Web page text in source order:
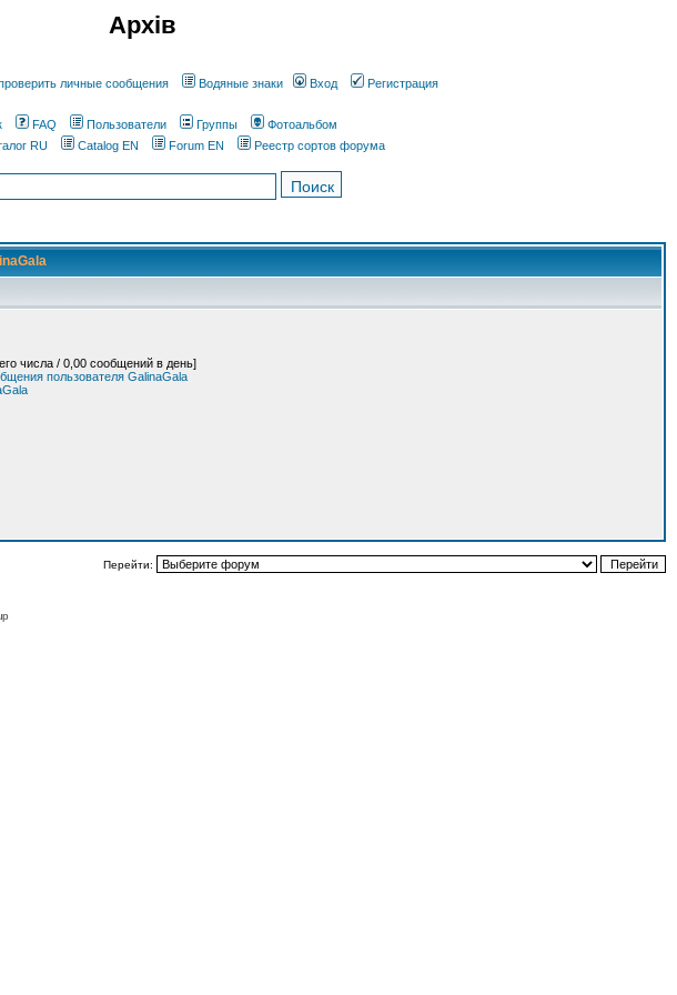
Архів
личные сообщения Водяные знаки Вход Регистрация
FAQ Пользователи Группы
Фотоальбом
RU Catalog EN Forum EN Реестр сортов форума
числа / 0,00 сообщений в день]
пользователя GalinaGala
Перейти: